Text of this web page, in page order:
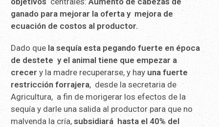
ganado para mejorar la oferta y mejora de
ecuación de costos al productor.
Dado que la sequía esta pegando fuerte en época
de destete y el animal tiene que empezar a
crecer y la madre recuperarse, y hay una fuerte
restricción forrajera, desde la secretaria de
Agricultura, a fin de morigerar los efectos de la
sequía y darle una salida al productor para que no
malvenda la cría,subsidiará hasta el 40% del